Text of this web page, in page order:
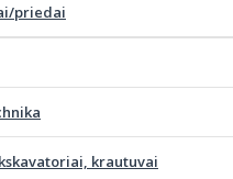
priedai
krautuvai